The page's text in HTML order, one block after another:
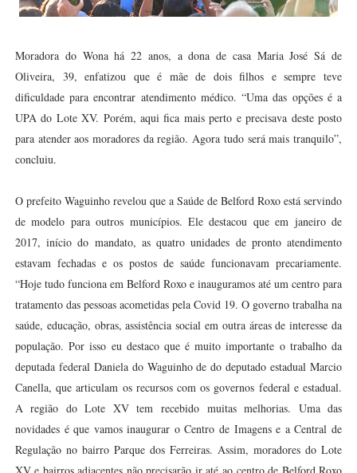
Moradora do Wona há 22 anos, a dona de casa Maria José Sá de
Oliveira, 39, enfatizou que é mãe de dois filhos e sempre teve
dificuldade para encontrar atendimento médico. “Uma das opções é a
UPA do Lote XV. Porém, aqui fica mais perto e precisava deste posto
para atender aos moradores da região. Agora tudo será mais tranquilo”,
concluiu.
O prefeito Waguinho revelou que a Saúde de Belford Roxo está servindo
de modelo para outros municípios. Ele destacou que em janeiro de
2017, início do mandato, as quatro unidades de pronto atendimento
estavam fechadas e os postos de saúde funcionavam precariamente.
“Hoje tudo funciona em Belford Roxo e inauguramos até um centro para
tratamento das pessoas acometidas pela Covid 19. O governo trabalha na
saúde, educação, obras, assistência social em outra áreas de interesse da
população. Por isso eu destaco que é muito importante o trabalho da
deputada federal Daniela do Waguinho de do deputado estadual Marcio
Canella, que articulam os recursos com os governos federal e estadual.
A região do Lote XV tem recebido muitas melhorias. Uma das
novidades é que vamos inaugurar o Centro de Imagens e a Central de
Regulação no bairro Parque dos Ferreiras. Assim, moradores do Lote